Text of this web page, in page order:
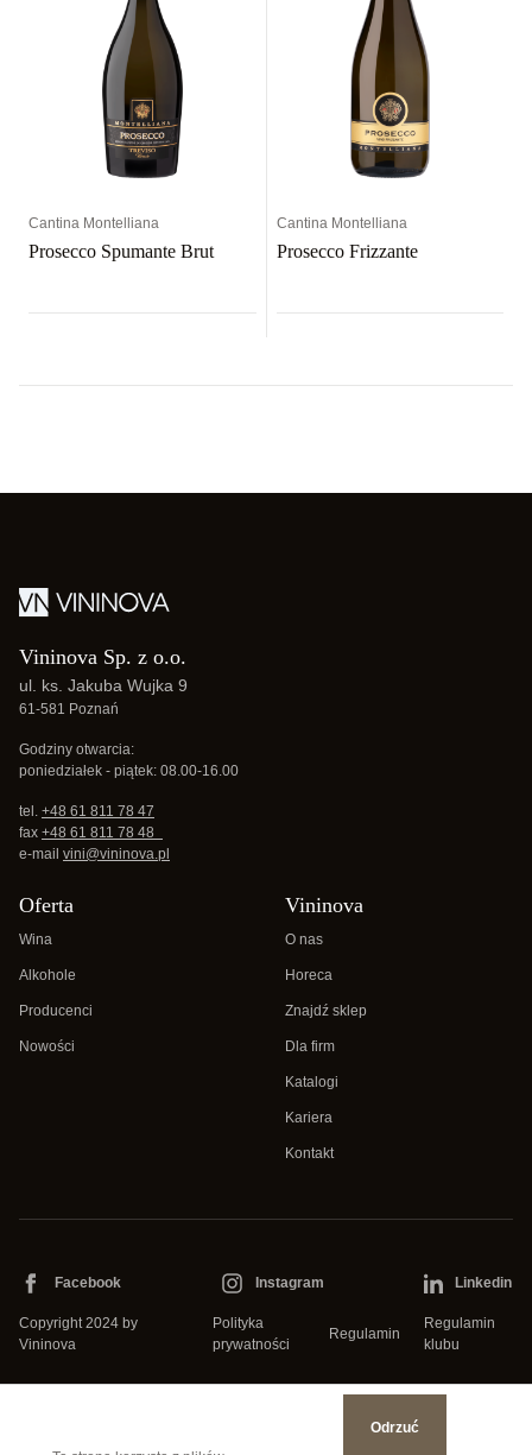
Cantina Montelliana
Prosecco Spumante Brut
Cantina Montelliana
Prosecco Frizzante
Vininova Sp. z o.o.
ul. ks. Jakuba Wujka 9
61-581 Poznań
Godziny otwarcia:
poniedziałek - piątek: 08.00-16.00
tel. +48 61 811 78 47
fax +48 61 811 78 48
e-mail vini@vininova.pl
Oferta
Wina
Alkohole
Producenci
Nowości
Vininova
O nas
Horeca
Znajdź sklep
Dla firm
Katalogi
Kariera
Kontakt
Copyright 2024 by
Vininova
Polityka
prywatności
Regulamin
Regulamin
klubu
Facebook Instagram Linkedin
Odrzuć